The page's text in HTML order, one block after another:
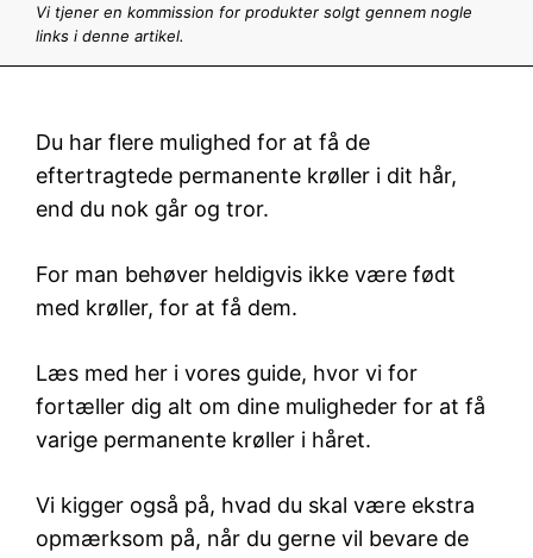
Vi tjener en kommission for produkter solgt gennem nogle
links i denne artikel.
Du har flere mulighed for at få de
eftertragtede permanente krøller i dit hår,
end du nok går og tror.
For man behøver heldigvis ikke være født
med krøller, for at få dem.
Læs med her i vores guide, hvor vi for
fortæller dig alt om dine muligheder for at få
varige permanente krøller i håret.
Vi kigger også på, hvad du skal være ekstra
opmærksom på, når du gerne vil bevare de